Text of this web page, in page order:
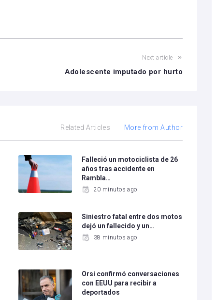
Next article
Adolescente imputado por hurto
Related Articles More from Author
Falleció un motociclista de 26
años tras accidente en
Rambla…
20 minutos ago
Siniestro fatal entre dos motos
dejó un fallecido y un…
38 minutos ago
Orsi confirmó conversaciones
con EEUU para recibir a
deportados